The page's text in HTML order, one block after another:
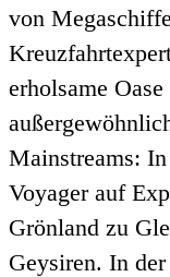
von
erholsame
Mainstreams:
Voyager auf
Grönland zu
Geysiren. In